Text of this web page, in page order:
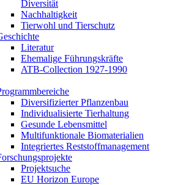
Diversität
Nachhaltigkeit
Tierwohl und Tierschutz
Literatur
Ehemalige Führungskräfte
ATB-Collection 1927-1990
Diversifizierter Pflanzenbau
Individualisierte Tierhaltung
Gesunde Lebensmittel
Multifunktionale Biomaterialien
Integriertes Reststoffmanagement
Projektsuche
EU Horizon Europe